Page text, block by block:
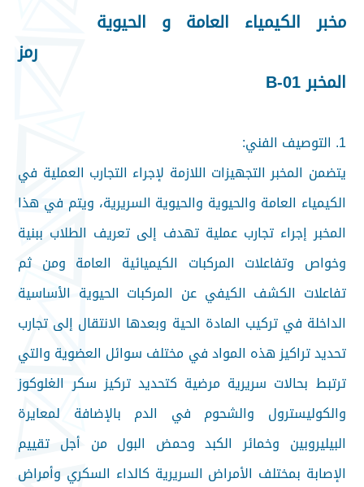
مخبر الكيمياء العامة و الحيوية
رمز
المخبر B-01
1. التوصيف الفني:
يتضمن المخبر التجهيزات اللازمة لإجراء التجارب العملية في
الكيمياء العامة والحيوية والحيوية السريرية، ويتم في هذا
المخبر إجراء تجارب عملية تهدف إلى تعريف الطلاب ببنية
وخواص وتفاعلات المركبات الكيميائية العامة ومن ثم
تفاعلات الكشف الكيفي عن المركبات الحيوية الأساسية
الداخلة في تركيب المادة الحية وبعدها الانتقال إلى تجارب
تحديد تراكيز هذه المواد في مختلف سوائل العضوية والتي
ترتبط بحالات سريرية مرضية كتحديد تركيز سكر الغلوكوز
والكوليسترول والشحوم في الدم بالإضافة لمعايرة
البيليروبين وخمائر الكبد وحمض البول من أجل تقييم
الإصابة بمختلف الأمراض السريرية كالداء السكري وأمراض